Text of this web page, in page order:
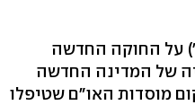
על החוקה החדשה
של המדינה החדשה
מוסדות האו"ם שטיפלו